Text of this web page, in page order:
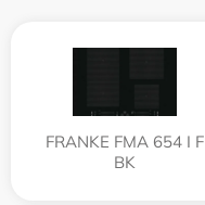
FRANKE FMA 654 I F
BK